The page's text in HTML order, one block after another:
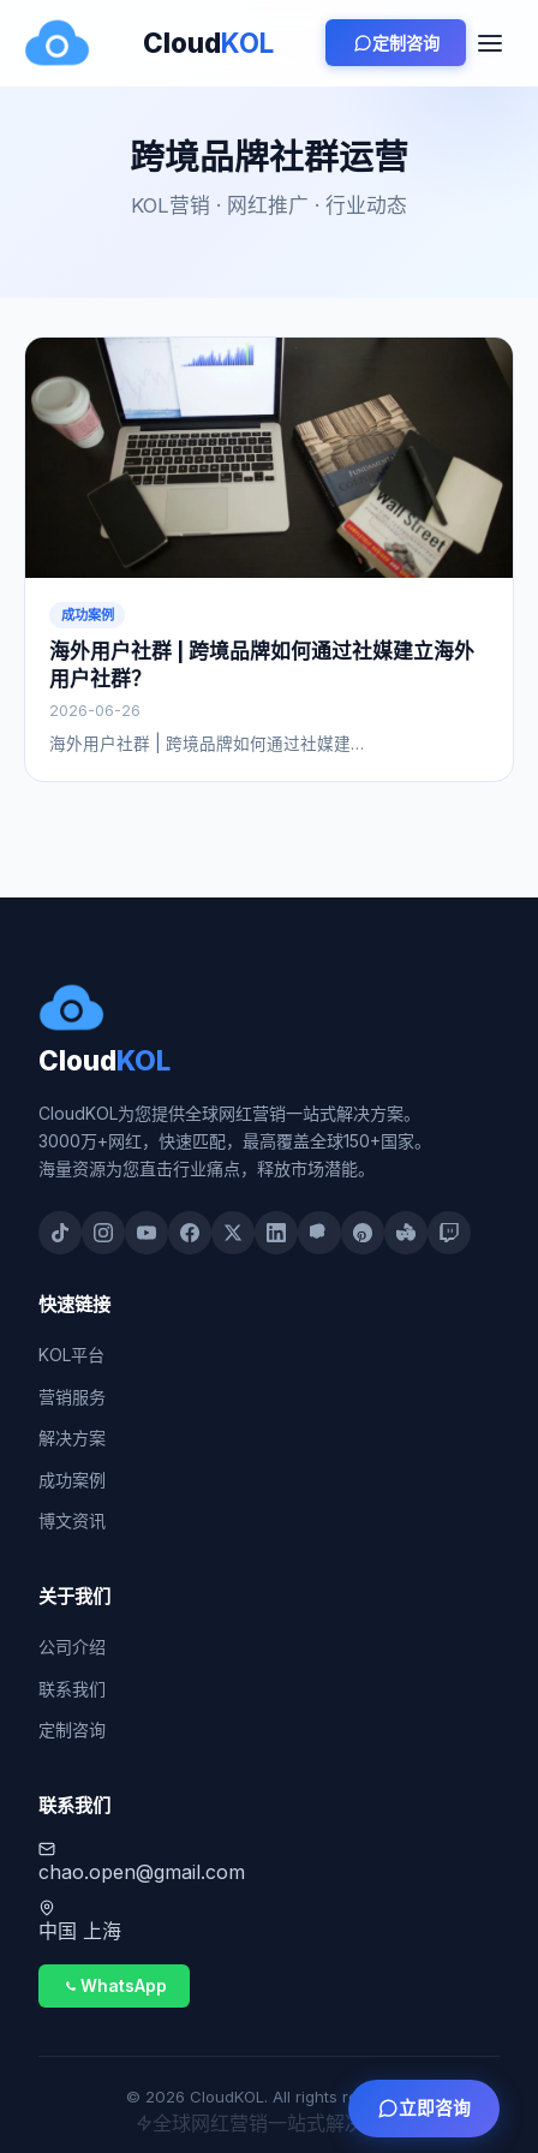
CloudKOL 定制咨询
跨境品牌社群运营
KOL营销 · 网红推广 · 行业动态
成功案例
海外用户社群 | 跨境品牌如何通过社媒建立海外
用户社群？
2026-06-26
海外用户社群 | 跨境品牌如何通过社媒建…
CloudKOL
CloudKOL为您提供全球网红营销一站式解决方案。
3000万+网红，快速匹配，最高覆盖全球150+国家。
海量资源为您直击行业痛点，释放市场潜能。
快速链接
KOL平台
营销服务
解决方案
成功案例
博文资讯
关于我们
公司介绍
联系我们
定制咨询
联系我们
chao.open@gmail.com
中国 上海
WhatsApp
© 2026 CloudKOL. All rights reserved.
全球网红营销一站式解决方案
立即咨询